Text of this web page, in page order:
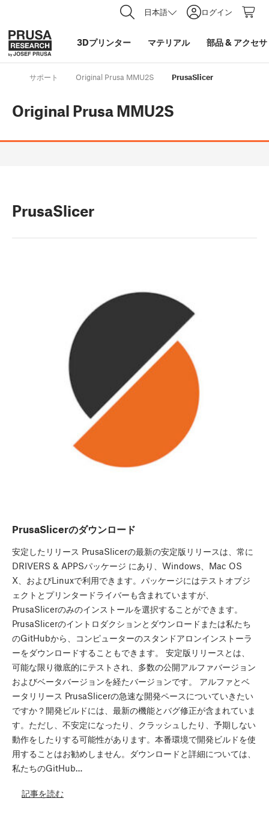
日本語 ログイン
3Dプリンター マテリアル 部品& アクセ
サポート Original Prusa MMU2S PrusaSlicer
Original Prusa MMU2S
PrusaSlicer
PrusaSlicerのダウンロード
安定したリリース PrusaSlicerの最新の安定版リリースは、常に
DRIVERS & APPSパッケージ にあり、Windows、Mac OS
X、およびLinuxで利用できます。パッケージにはテストオブジ
ェクトとプリンタードライバーも含まれていますが、
PrusaSlicerのみのインストールを選択することができます。
PrusaSlicerのイントロダクションとダウンロードまたは私たち
のGitHubから、コンピューターのスタンドアロンインストーラ
ーをダウンロードすることもできます。 安定版リリースとは、
可能な限り徹底的にテストされ、多数の公開アルファバージョン
およびベータバージョンを経たバージョンです。 アルファとベ
ータリリース PrusaSlicerの急速な開発ペースについていきたい
ですか？開発ビルドには、最新の機能とバグ修正が含まれていま
す。ただし、不安定になったり、クラッシュしたり、予期しない
動作をしたりする可能性があります。本番環境で開発ビルドを使
用することはお勧めしません。ダウンロードと詳細については、
私たちのGitHub…
記事を読む